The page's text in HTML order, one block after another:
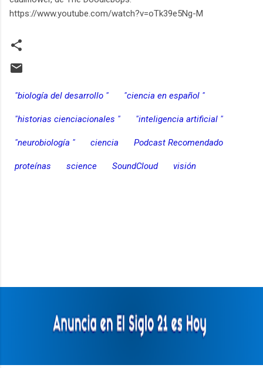
https://www.youtube.com/watch?v=oTk39e5Ng-M
"biología del desarrollo " "ciencia en español "
"historias cienciacionales " "inteligencia artificial "
"neurobiología " ciencia Podcast Recomendado
proteínas science SoundCloud visión